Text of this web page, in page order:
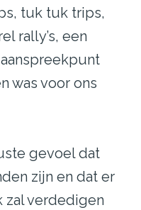
tuk tuk trips,
rally’s, een
was voor ons
gevoel dat
zijn en dat er
zal verdedigen